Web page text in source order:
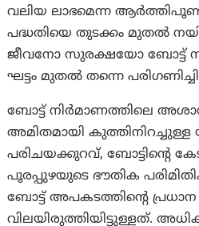
വലിയ ലാഭമെന്ന
പദ്ധതിയെ തുടക്കം മുതൽ
ജീവനോ സുരക്ഷയോ ബോട്ട്
ഘട്ടം മുതൽ തന്നെ
ബോട്ട് നിർമാണത്തിലെ
അമിതമായി
പരിചയക്കുറവ്, ബോട്ടിന്റെ
പൂരപ്പുഴയുടെ ഭൗതിക
ബോട്ട് അപകടത്തിന്റെ
വിലയിരുത്തിയിട്ടുള്ളത്.